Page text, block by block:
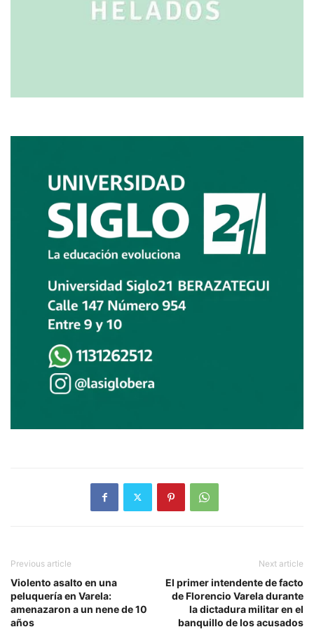
Previous article
Violento asalto en una
peluquería en Varela:
amenazaron a un nene de 10
años
Next article
El primer intendente de facto
de Florencio Varela durante
la dictadura militar en el
banquillo de los acusados